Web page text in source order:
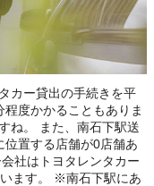
カー貸出の手続きを平
度かかることもありま
ね。 また、南石下駅送
置する店舗が0店舗あ
社はトヨタレンタカー
ます。 ※南石下駅にあ